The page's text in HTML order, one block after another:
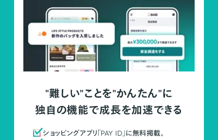
"難しい"ことを"かんたん"に
独自の機能で成長を加速できる
ショッピングアプリ「PAY ID」に無料掲載。